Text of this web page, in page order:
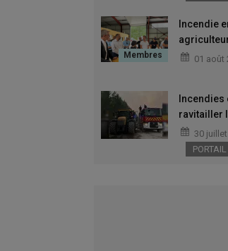
Incendie
autorisés
01 août
Incendies
ravitailler
avec les
citernes,
30